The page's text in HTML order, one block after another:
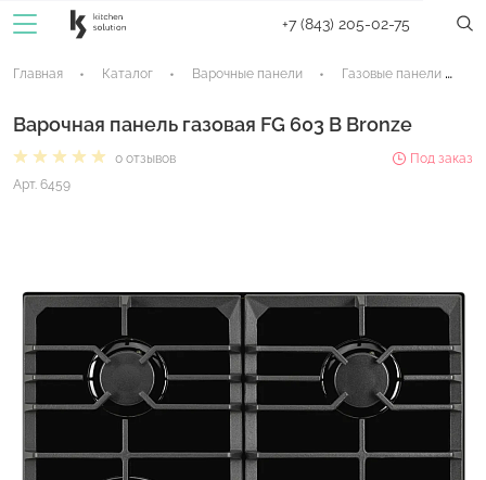
+7 (843) 205-02-75
Главная Каталог Варочные панели Газовые панели
Варочная панель газовая FG 603 B Bronze
0 отзывов
Под заказ
Арт. 6459